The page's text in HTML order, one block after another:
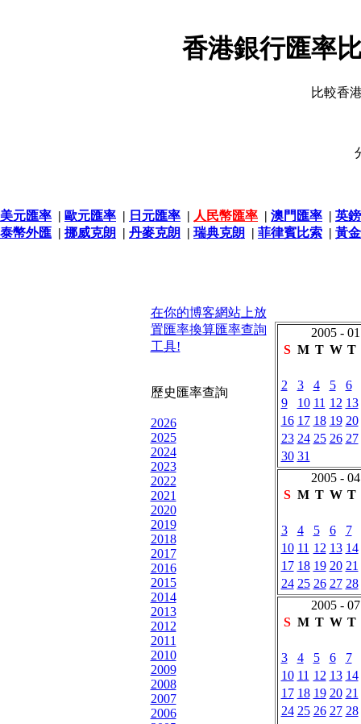
香港銀行匯率
比較香
美元匯率 | 歐元匯率 | 日元匯率 | 人民幣匯率 | 澳門匯率 | 英
泰幣外匯 | 挪威克朗 | 丹麥克朗 | 瑞典克朗 | 菲律賓比索 | 黃
在你的博客網站上放
置匯率換算匯率查詢
工具!
歷史匯率查詢
2026
2025
2024
2023
2022
2021
2020
2019
2018
2017
2016
2015
2014
2013
2012
2011
2010
2009
2008
2007
2006
2005 - 01
S M T W T
2 3 4 5
6
9
10 11 12 13
16 17 18 19 20
23 24 25 26 27
30 31
2005 - 04
S M T W T
3 4 5 6
7
10 11 12 13 14
17 18 19 20 21
24 25 26 27 28
2005 - 07
S M T W T
3 4 5 6
7
10 11 12 13 14
17 18 19 20 21
24 25 26 27 28